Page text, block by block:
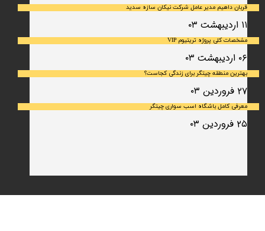
قربان داهیم مدیر عامل شرکت نیکان سازه سدید
۱۱ اردیبهشت ۰۳
مشخصات کلی پروژه تریتیوم VIP
۰۶ اردیبهشت ۰۳
بهترین منطقه چیتگر برای زندگی کجاست؟
۲۷ فروردین ۰۳
معرفی کامل باشگاه اسب سواری چیتگر
۲۵ فروردین ۰۳